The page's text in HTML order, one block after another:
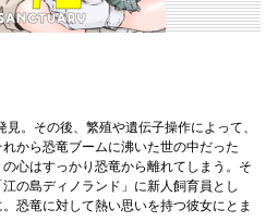
。その後、繁殖や遺伝子操作によって、
から恐竜ブームに沸いた世の中だった
心はすっかり恐竜から離れてしまう。そ
の島ディノランド」に新人飼育員とし
恐竜に対して熱い思いを持つ彼女にとま